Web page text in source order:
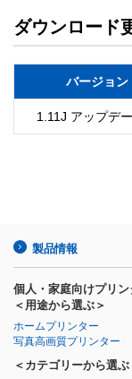
ダウンロード
バージョン
1.11J アップデ
製品情報
個人・家庭向けプリン
＜用途から選ぶ＞
ホームプリンター
写真高画質プリンター
＜カテゴリーから選ぶ